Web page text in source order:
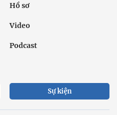
Hồ sơ
Video
Podcast
Sự kiện